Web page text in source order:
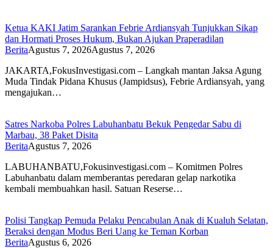
Ketua KAKI Jatim Sarankan Febrie Ardiansyah Tunjukkan Sikap
dan Hormati Proses Hukum, Bukan Ajukan Praperadilan
BeritaAgustus 7, 2026Agustus 7, 2026
JAKARTA,FokusInvestigasi.com – Langkah mantan Jaksa Agung
Muda Tindak Pidana Khusus (Jampidsus), Febrie Ardiansyah, yang
mengajukan…
Satres Narkoba Polres Labuhanbatu Bekuk Pengedar Sabu di
Marbau, 38 Paket Disita
BeritaAgustus 7, 2026
LABUHANBATU,Fokusinvestigasi.com – Komitmen Polres
Labuhanbatu dalam memberantas peredaran gelap narkotika
kembali membuahkan hasil. Satuan Reserse…
Polisi Tangkap Pemuda Pelaku Pencabulan Anak di Kualuh Selatan,
Beraksi dengan Modus Beri Uang ke Teman Korban
BeritaAgustus 6, 2026